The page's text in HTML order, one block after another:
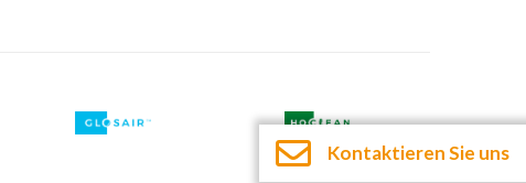
Kontaktieren Sie uns